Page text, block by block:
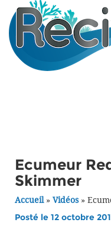
Ecumeur
Skimmer
Accueil» Vidéos»
Posté le 12 octobre